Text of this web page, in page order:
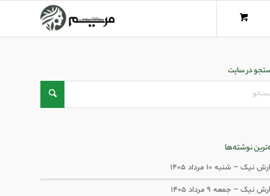
در سایت
نوشته‌ها
نیک – شنبه ۱۰ مرداد ۱۴۰۵
نیک – جمعه ۹ مرداد ۱۴۰۵